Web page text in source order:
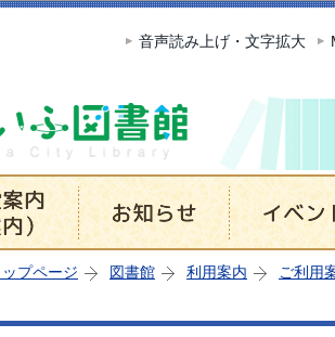
音声読み上げ・文字拡大
ップページ 図書館 利用案内 ご利用